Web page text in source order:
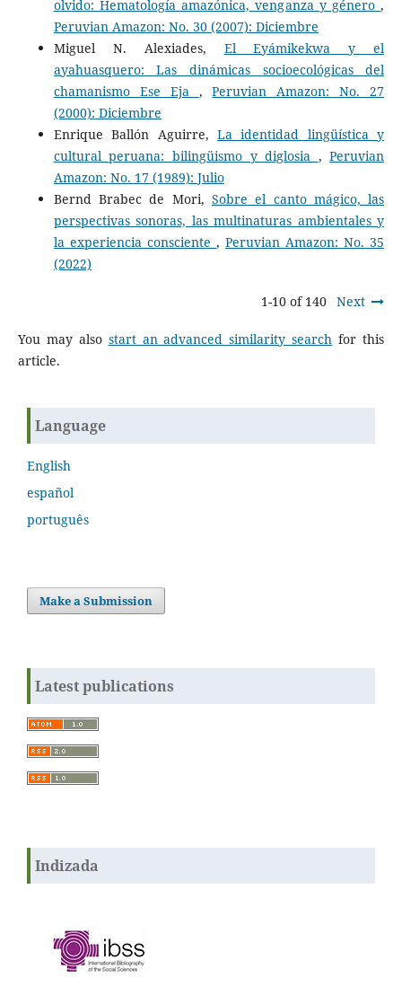
olvido: Hematología amazónica, venganza y género,
Peruvian Amazon: No. 30 (2007): Diciembre
Miguel N. Alexiades, El Eyámikekwa y el
ayahuasquero: Las dinámicas socioecológicas del
chamanismo Ese Eja ,Peruvian Amazon: No. 27
(2000): Diciembre
Enrique Ballón Aguirre, La identidad lingüística y
cultural peruana: bilingüismo y diglosia ,Peruvian
Amazon: No. 17 (1989): Julio
Bernd Brabec de Mori, Sobre el canto mágico, las
perspectivas sonoras, las multinaturas ambientales y
la experiencia consciente ,Peruvian Amazon: No. 35
(2022)
1-10 of 140 Next
You may also start an advanced similarity search for this
article.
Language
English
español
português
Make a Submission
Latest publications
Indizada